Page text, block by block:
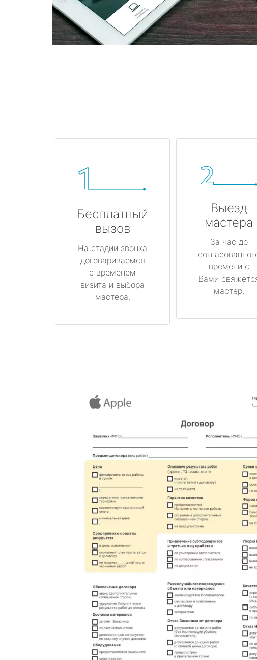
Бесплатный
вызов
На стадии звонка
договариваемся
с временем
визита и выбора
мастера.
Выезд
мастера
За час до
времени с
Вами
мастер.